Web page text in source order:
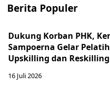
Berita Populer
Dukung Korban PHK,
Sampoerna Gelar
Upskilling dan
16 Juli 2026